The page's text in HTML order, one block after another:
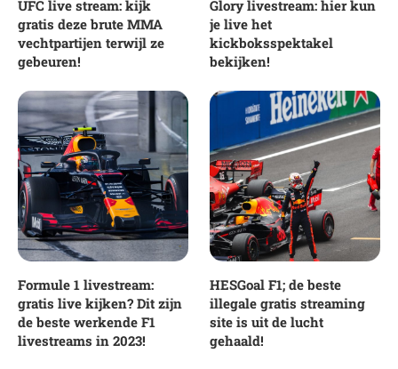
UFC live stream: kijk
gratis deze brute MMA
vechtpartijen terwijl ze
gebeuren!
Glory livestream: hier kun
je live het
kickboksspektakel
bekijken!
Formule 1 livestream:
gratis live kijken? Dit zijn
de beste werkende F1
livestreams in 2023!
HESGoal F1; de beste
illegale gratis streaming
site is uit de lucht
gehaald!